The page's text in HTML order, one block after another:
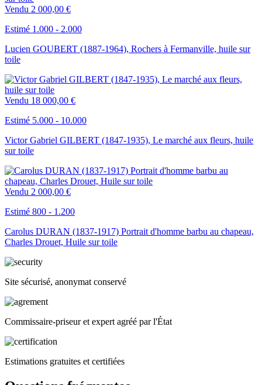
Vendu 2 000,00 €
Estimé 1.000 - 2.000
Lucien GOUBERT (1887-1964), Rochers à Fermanville, huile sur
toile
Vendu 18 000,00 €
Estimé 5.000 - 10.000
Victor Gabriel GILBERT (1847-1935), Le marché aux fleurs, huile
sur toile
Vendu 2 000,00 €
Estimé 800 - 1.200
Carolus DURAN (1837-1917) Portrait d'homme barbu au chapeau,
Charles Drouet, Huile sur toile
Site sécurisé, anonymat conservé
Commissaire-priseur et expert agréé par l'État
Estimations gratuites et certifiées